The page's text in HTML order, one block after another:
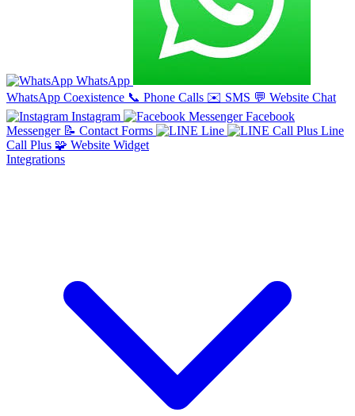
WhatsApp
WhatsApp Coexistence 📞 Phone Calls ✉️ SMS 💬 Website Chat
Instagram
Facebook
Messenger 📝 Contact Forms Line
Line
Call Plus 🧩 Website Widget
Integrations